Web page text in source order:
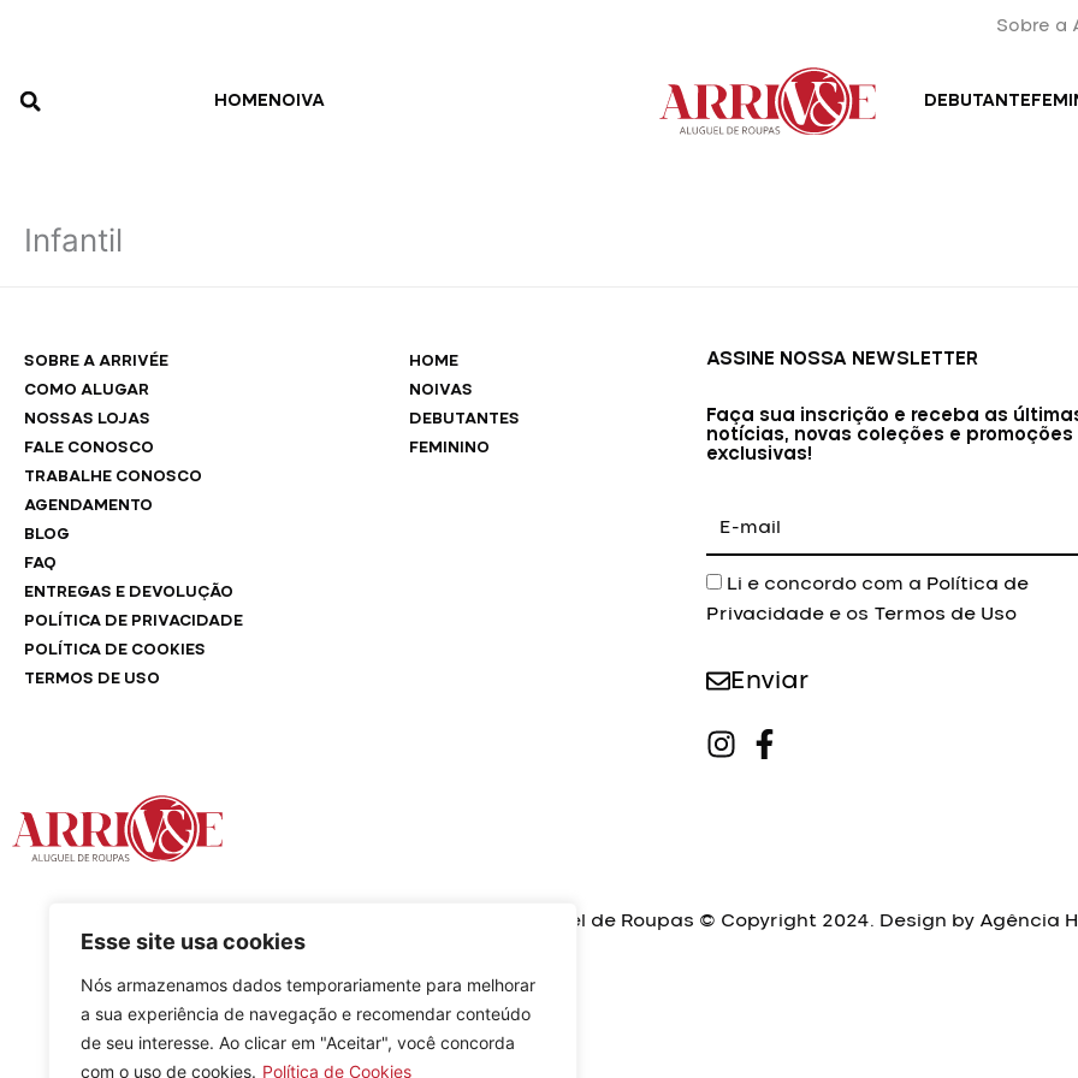
Esse site usa cookies
Nós armazenamos dados temporariamente para melhorar
a sua experiência de navegação e recomendar conteúdo
de seu interesse. Ao clicar em "Aceitar", você concorda
com o uso de cookies. Política de Cookies
conteúdo
Sobre a
HOME NOIVA DEBUTANTE
Infantil
SOBRE A ARRIVÉE
COMO ALUGAR
NOSSAS LOJAS
FALE CONOSCO
TRABALHE CONOSCO
AGENDAMENTO
BLOG
FAQ
ENTREGAS E DEVOLUÇÃO
POLÍTICA DE PRIVACIDADE
POLÍTICA DE COOKIES
TERMOS DE USO
HOME
NOIVAS
DEBUTANTES
FEMININO
ASSINE NOSSA NEWSLETTER
Faça sua inscrição e receba as
notícias, novas coleções e promoções
exclusivas!
mail
Aceite
Li e concordo com a Política de
Privacidade e os Termos de Uso
Enviar
Arrivée Aluguel de Roupas © Copyright 2024. Design by Agência